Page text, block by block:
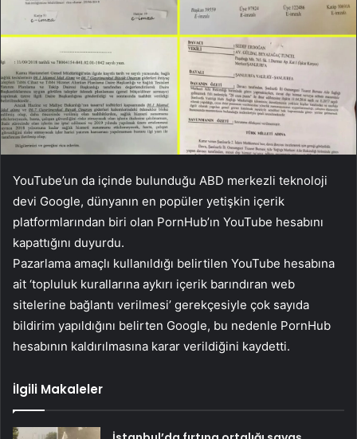
YouTube’un da içinde bulunduğu ABD merkezli teknoloji
devi Google, dünyanın en popüler yetişkin içerik
platformlarından biri olan PornHub’ın YouTube hesabını
kapattığını duyurdu.
Pazarlama amaçlı kullanıldığı belirtilen YouTube hesabına
ait ‘topluluk kurallarına aykırı içerik barındıran web
sitelerine bağlantı verilmesi’ gerekçesiyle çok sayıda
bildirim yapıldığını belirten Google, bu nedenle PornHub
hesabının kaldırılmasına karar verildiğini kaydetti.
İlgili Makaleler